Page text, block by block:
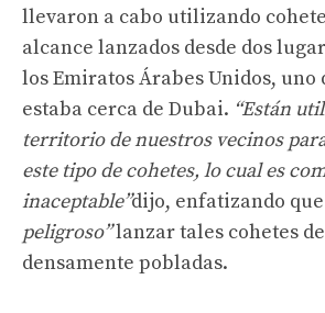
llevaron a cabo utilizando
alcance lanzados desde dos
los Emiratos Árabes Unidos, uno
estaba cerca de Dubai. “Están
territorio de nuestros vecinos
este tipo de cohetes, lo cual es
inaceptable”dijo, enfatizando
peligroso”lanzar tales cohetes
densamente pobladas.